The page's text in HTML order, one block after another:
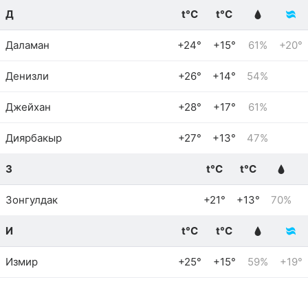
Д t°C t°C
Даламан +24° +15° 61% +20°
Денизли +26° +14° 54%
Джейхан +28° +17° 61%
Диярбакыр +27° +13° 47%
З t°C t°C
Зонгулдак +21° +13° 70%
И t°C t°C
Измир +25° +15° 59% +19°